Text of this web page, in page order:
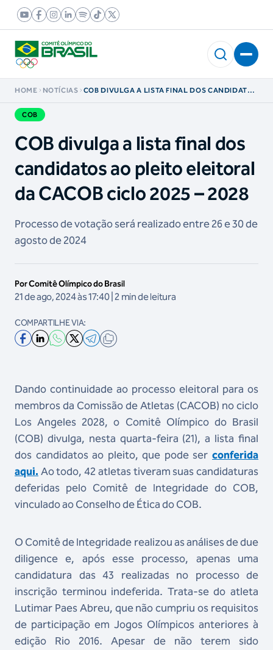
HOME NOTÍCIAS
COB DIVULGA A LISTA FINAL DOS CANDIDATOS
COB
COB divulga a lista final dos
candidatos ao pleito eleitoral
da CACOB ciclo 2025 – 2028
Processo de votação será realizado entre 26 e 30 de
agosto de 2024
Por Comitê Olímpico do Brasil
21 de ago, 2024 às 17:40 | 2 min de leitura
COMPARTILHE VIA:
Dando continuidade ao processo eleitoral para os
membros da Comissão de Atletas (CACOB) no ciclo
Los Angeles 2028, o Comitê Olímpico do Brasil
(COB) divulga, nesta quarta-feira (21), a lista final
dos candidatos ao pleito, que pode ser conferida
aqui. Ao todo, 42 atletas tiveram suas candidaturas
deferidas pelo Comitê de Integridade do COB,
vinculado ao Conselho de Ética do COB.
O Comitê de Integridade realizou as análises de due
diligence e, após esse processo, apenas uma
candidatura das 43 realizadas no processo de
inscrição terminou indeferida. Trata-se do atleta
Lutimar Paes Abreu, que não cumpriu os requisitos
de participação em Jogos Olímpicos anteriores à
edição Rio 2016. Apesar de não terem sido